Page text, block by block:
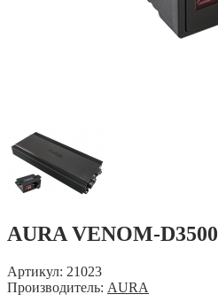
AURA VENOM-D3500
Артикул: 21023
Производитель: AURA